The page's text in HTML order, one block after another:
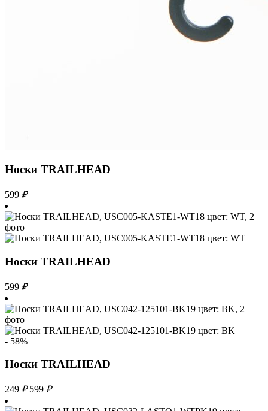
Носки TRAILHEAD
599 ₽
Носки TRAILHEAD
599 ₽
- 58%
Носки TRAILHEAD
249 ₽ 599 ₽